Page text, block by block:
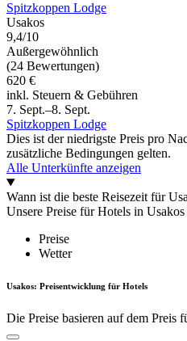
Spitzkoppen Lodge
Usakos
9,4/10
Außergewöhnlich
(24 Bewertungen)
620 €
inkl. Steuern & Gebühren
7. Sept.–8. Sept.
Spitzkoppen Lodge
Dies ist der niedrigste Preis pro
zusätzliche Bedingungen gelten.
Alle Unterkünfte anzeigen
Wann ist die beste Reisezeit für
Unsere Preise für Hotels in
Preise
Wetter
Usakos: Preisentwicklung für Hotels
Die Preise basieren auf dem Preis